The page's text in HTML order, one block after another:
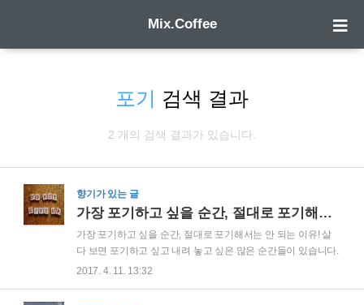
Mix.Coffee
포기 검색 결과
2 개의 검색 결과가 있습니다.
향기가 있는 글
가장 포기하고 싶을 순간, 절대로 포기해서는 안 되는 이유!
가장 포기하고 싶을 순간, 절대로 포기해서는 안 되는 이유! 살
다 보면 포기하고 싶고 내려 놓고 싶은 많은 순간들이 있습니다.
자신의 모든 것을 쏟아 붓고 한계에 직면하는 순간 우리는 포기
2017. 4. 11. 13:32